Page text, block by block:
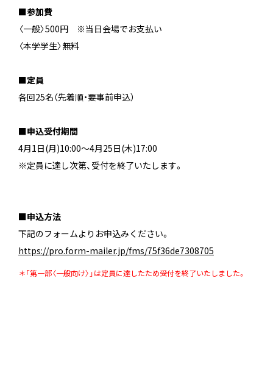
■参加費
〈一般〉500円 ※当日会場でお支払い
〈本学学生〉無料
■定員
各回25名（先着順・要事前申込）
■申込受付期間
4月1日(月)10:00～4月25日(木)17:00
※定員に達し次第、受付を終了いたします。
■申込方法
下記のフォームよりお申込みください。
https://pro.form-mailer.jp/fms/75f36de7308705
＊「第一部〈一般向け〉」は定員に達したため受付を終了いたしました。